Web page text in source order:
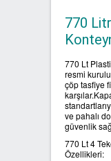
SIFIR
SIFIR
SIFIR
770
770 Lt
resmi
çöp tasfiye
ve pahalı
güvenlik
770 Lt 4
Özellikleri: